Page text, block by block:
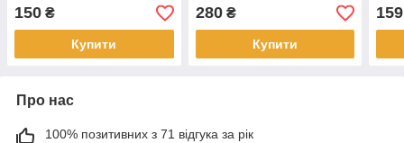
150 ₴
Купити
280₴
Купити
159
Про нас
100% позитивних з 71 відгука за рік